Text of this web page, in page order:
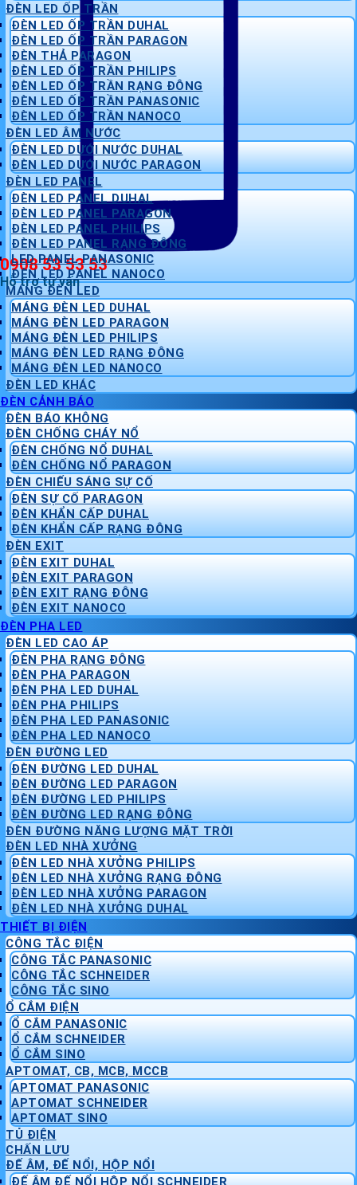
0908 53 53 53
Hỗ trợ tư vấn
ĐÈN LED ỐP TRẦN
ĐÈN LED ỐP TRẦN DUHAL
ĐÈN LED ỐP TRẦN PARAGON
ĐÈN THẢ PARAGON
ĐÈN LED ỐP TRẦN PHILIPS
ĐÈN LED ỐP TRẦN RẠNG ĐÔNG
ĐÈN LED ỐP TRẦN PANASONIC
ĐÈN LED ỐP TRẦN NANOCO
ĐÈN LED ÂM NƯỚC
ĐÈN LED DƯỚI NƯỚC DUHAL
ĐÈN LED DƯỚI NƯỚC PARAGON
ĐÈN LED PANEL
ĐÈN LED PANEL DUHAL
ĐÈN LED PANEL PARAGON
ĐÈN LED PANEL PHILIPS
ĐÈN LED PANEL RẠNG ĐÔNG
LED PANEL PANASONIC
ĐÈN LED PANEL NANOCO
MÁNG ĐÈN LED
MÁNG ĐÈN LED DUHAL
MÁNG ĐÈN LED PARAGON
MÁNG ĐÈN LED PHILIPS
MÁNG ĐÈN LED RẠNG ĐÔNG
MÁNG ĐÈN LED NANOCO
ĐÈN LED KHÁC
ĐÈN CẢNH BÁO
ĐÈN BÁO KHÔNG
ĐÈN CHỐNG CHÁY NỔ
ĐÈN CHỐNG NỔ DUHAL
ĐÈN CHỐNG NỔ PARAGON
ĐÈN CHIẾU SÁNG SỰ CỐ
ĐÈN SỰ CỐ PARAGON
ĐÈN KHẨN CẤP DUHAL
ĐÈN KHẨN CẤP RẠNG ĐÔNG
ĐÈN EXIT
ĐÈN EXIT DUHAL
ĐÈN EXIT PARAGON
ĐÈN EXIT RẠNG ĐÔNG
ĐÈN EXIT NANOCO
ĐÈN PHA LED
ĐÈN LED CAO ÁP
ĐÈN PHA RẠNG ĐÔNG
ĐÈN PHA PARAGON
ĐÈN PHA LED DUHAL
ĐÈN PHA PHILIPS
ĐÈN PHA LED PANASONIC
ĐÈN PHA LED NANOCO
ĐÈN ĐƯỜNG LED
ĐÈN ĐƯỜNG LED DUHAL
ĐÈN ĐƯỜNG LED PARAGON
ĐÈN ĐƯỜNG LED PHILIPS
ĐÈN ĐƯỜNG LED RẠNG ĐÔNG
ĐÈN ĐƯỜNG NĂNG LƯỢNG MẶT TRỜI
ĐÈN LED NHÀ XƯỞNG
ĐÈN LED NHÀ XƯỞNG PHILIPS
ĐÈN LED NHÀ XƯỞNG RẠNG ĐÔNG
ĐÈN LED NHÀ XƯỞNG PARAGON
ĐÈN LED NHÀ XƯỞNG DUHAL
THIẾT BỊ ĐIỆN
CÔNG TẮC ĐIỆN
CÔNG TẮC PANASONIC
CÔNG TẮC SCHNEIDER
CÔNG TẮC SINO
Ổ CẮM ĐIỆN
Ổ CẮM PANASONIC
Ổ CẮM SCHNEIDER
Ổ CẮM SINO
APTOMAT, CB, MCB, MCCB
APTOMAT PANASONIC
APTOMAT SCHNEIDER
APTOMAT SINO
TỦ ĐIỆN
CHẤN LƯU
ĐẾ ÂM, ĐẾ NỔI, HỘP NỔI
ĐẾ ÂM ĐẾ NỔI HỘP NỔI SCHNEIDER